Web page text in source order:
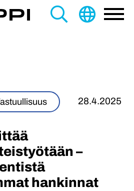
28.4.2025
–
hankinnat